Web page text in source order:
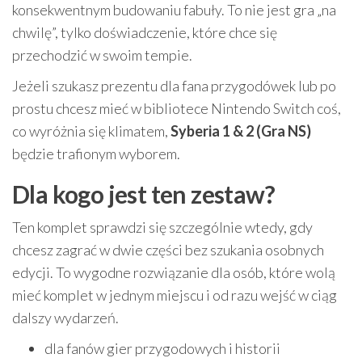
konsekwentnym budowaniu fabuły. To nie jest gra „na
chwilę”, tylko doświadczenie, które chce się
przechodzić w swoim tempie.
Jeżeli szukasz prezentu dla fana przygodówek lub po
prostu chcesz mieć w bibliotece Nintendo Switch coś,
co wyróżnia się klimatem,Syberia 1 & 2 (Gra NS)
będzie trafionym wyborem.
Dla kogo jest ten zestaw?
Ten komplet sprawdzi się szczególnie wtedy, gdy
chcesz zagrać w dwie części bez szukania osobnych
edycji. To wygodne rozwiązanie dla osób, które wolą
mieć komplet w jednym miejscu i od razu wejść w ciąg
dalszy wydarzeń.
dla fanów gier przygodowych i historii